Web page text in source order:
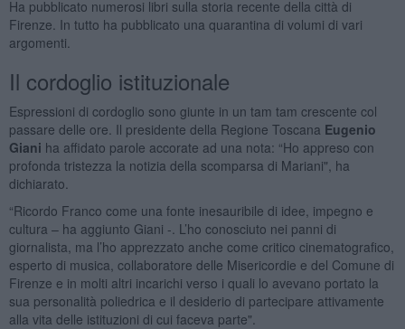
Ha pubblicato numerosi libri sulla storia recente della città di
Firenze. In tutto ha pubblicato una quarantina di volumi di vari
argomenti.
Il cordoglio istituzionale
Espressioni di cordoglio sono giunte in un tam tam crescente col
passare delle ore. Il presidente della Regione Toscana Eugenio
Giani ha affidato parole accorate ad una nota: “Ho appreso con
profonda tristezza la notizia della scomparsa di Mariani", ha
dichiarato.
“Ricordo Franco come una fonte inesauribile di idee, impegno e
cultura – ha aggiunto Giani -. L’ho conosciuto nei panni di
giornalista, ma l’ho apprezzato anche come critico cinematografico,
esperto di musica, collaboratore delle Misericordie e del Comune di
Firenze e in molti altri incarichi verso i quali lo avevano portato la
sua personalità poliedrica e il desiderio di partecipare attivamente
alla vita delle istituzioni di cui faceva parte".